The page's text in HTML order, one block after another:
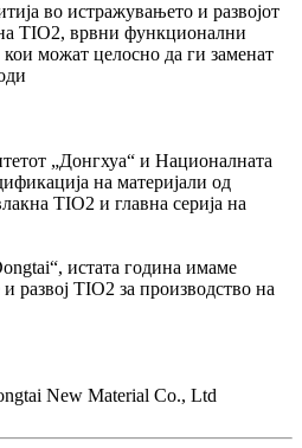
во истражувањето и развојот
TIO2, врвни функционални
можат целосно да ги заменат
„Донгхуа“ и Националната
на материјали од
TIO2 и главна серија на
истата година имаме
развој TIO2 за производство на
New Material Co., Ltd